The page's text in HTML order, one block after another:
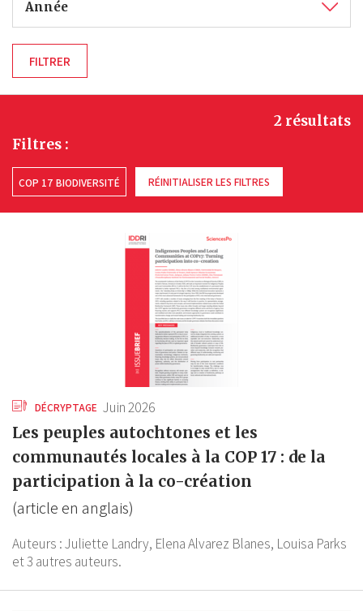
Année
Filtres :
COP 17 BIODIVERSITÉ RÉINITIALISER LES FILTRES
2 résultats
DÉCRYPTAGE Juin 2026
Les peuples autochtones et les
communautés locales à la COP 17 : de la
participation à la co-création
(article en anglais)
Auteurs :Juliette Landry, Elena Alvarez Blanes, Louisa Parks
et 3 autres auteurs.